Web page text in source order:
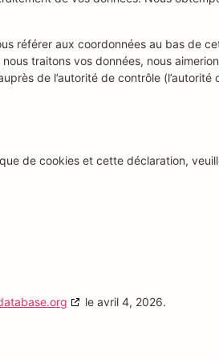
référer aux coordonnées au bas de
traitons vos données, nous
de l’autorité de contrôle (l’autorité
de cookies et cette déclaration,
le avril 4, 2026.